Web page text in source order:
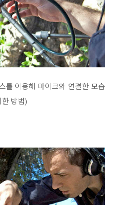
를 이용해 마이크와 연결한 모습
방법)